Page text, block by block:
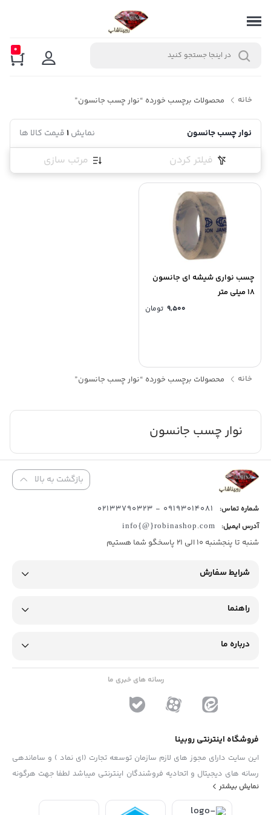
0
خانه محصولات برچسب خورده “نوار چسب جانسون”
نوار چسب جانسون نمایش1قیمت کالا ها
فیلتر کردن مرتب سازی
چسب نواری شیشه ای جانسون
18 میلی متر
۹,۵۰۰ تومان
خانه محصولات برچسب خورده “نوار چسب جانسون”
نوار چسب جانسون
بازگشت به بالا
شماره تماس: 09193014081 - 02133790323
آدرس ایمیل: info{@}robinashop.com
شنبه تا پنجشنبه 10 الی 21 پاسخگو شما هستیم
شرایط سفارش
راهنما
درباره ما
رسانه های خبری ما
فروشگاه اینترنتی روبینا
این سایت دارای مجوز های لازم سازمان توسعه تجارت (ای نماد ) و ساماندهی
رسانه های دیجیتال و اتحادیه فروشندگان اینترنتی میباشد لطفا جهت هرگونه
پیشنهاد ، انتفاد و یا شکایات از فرم "تماس با ما" استفاده نمایید . تلفن های
نمایش بیشتر